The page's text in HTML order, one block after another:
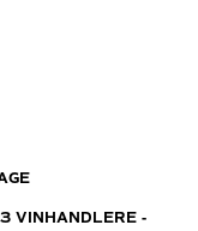
VINHANDLERE -